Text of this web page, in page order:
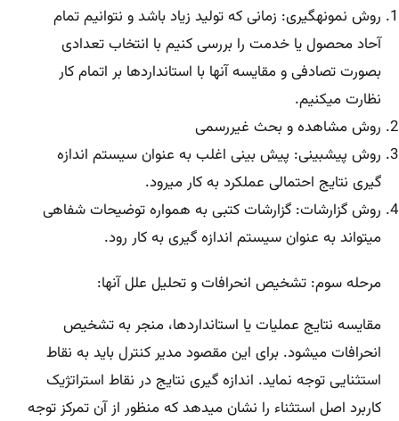
روش نمونهگیری: زمانی که تولید زیاد باشد و نتوانیم تمام
آحاد محصول یا خدمت را بررسی کنیم با انتخاب تعدادی
بصورت تصادفی و مقایسه آنها با استانداردها بر اتمام کار
نظارت میکنیم.
روش مشاهده و بحث غیررسمی
روش پیشبینی: پیش بینی اغلب به عنوان سیستم اندازه
گیری نتایج احتمالی عملکرد به کار میرود.
روش گزارشات: گزارشات کتبی به همواره توضیحات شفاهی
میتواند به عنوان سیستم اندازه گیری به کار رود.
مرحله سوم: تشخیص انحرافات و تحلیل علل آنها:
مقایسه نتایج عملیات یا استانداردها، منجر به تشخیص
انحرافات میشود. برای این مقصود مدیر کنترل باید به نقاط
استثنایی توجه نماید. اندازه گیری نتایج در نقاط استراتژیک
کاربرد اصل استثناء را نشان میدهد که منظور از آن تمرکز توجه